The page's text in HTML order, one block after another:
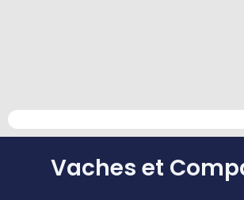
Vaches et